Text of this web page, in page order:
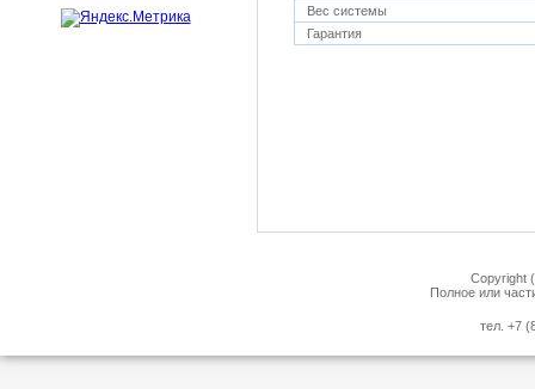
Вес системы
Гарантия
Copyright
Полное или
тел. +7